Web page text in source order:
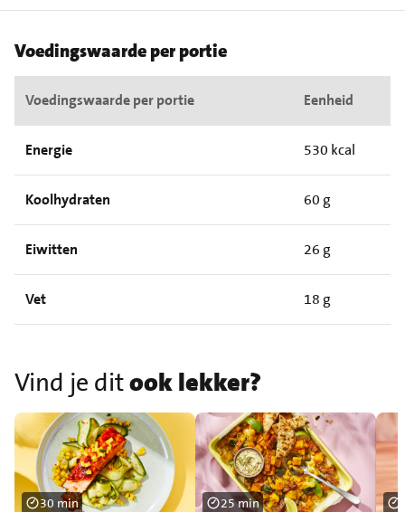
Voedingswaarde per portie
Voedingswaarde per portie Eenheid
Energie 530 kcal
Koolhydraten 60 g
Eiwitten 26 g
Vet 18 g
Vind je ditook lekker?
30 min 25 min